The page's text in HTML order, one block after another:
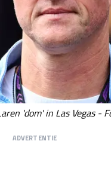
'dom' in Las Vegas -
ADVERTENTIE